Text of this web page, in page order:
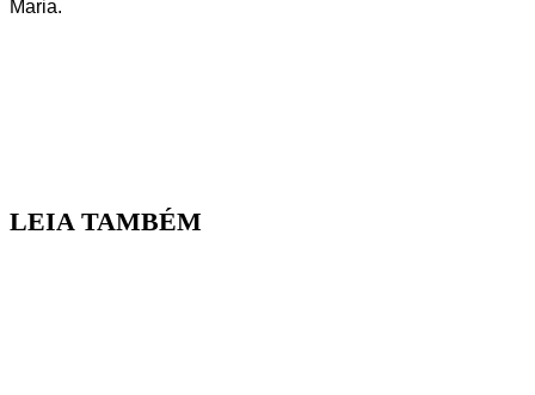
Maria.
LEIA TAMBÉM